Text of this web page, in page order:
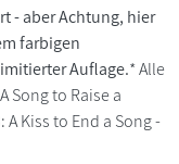
- aber Achtung, hier
farbigen
Auflage.* Alle
Song to Raise a
Kiss to End a Song -